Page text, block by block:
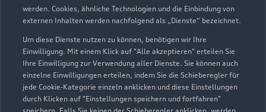
werden. Cookies, ähnliche Technologien und die Einbindung von
externen Inhalten werden nachfolgend als „Dienste“ bezeichnet.
Um diese Dienste nutzen zu können, benötigen wir Ihre
Einwilligung. Mit einem Klick auf "Alle akzeptieren" erteilen Sie
Ihre Einwilligung zur Verwendung aller Dienste. Sie können auch
einzelne Einwilligungen erteilen, indem Sie die Schieberegler für
jede Cookie-Kategorie einzeln anklicken und diese Einstellungen
durch Klicken auf "Einstellungen speichern und fortfahren"
Zu den Rädern